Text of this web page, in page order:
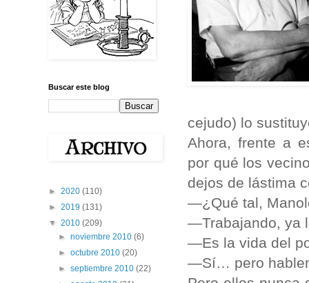
cejudo) lo
Ahora, frente a
por qué los
dejos de lástima
—¿Qué tal,
—Trabajando, ya
—Es la vida del
—Sí… pero
Buscar este blog
► 2020 (110)
► 2019 (131)
▼ 2010 (209)
►noviembre 2010(6)
►octubre 2010(20)
►septiembre 2010(22)